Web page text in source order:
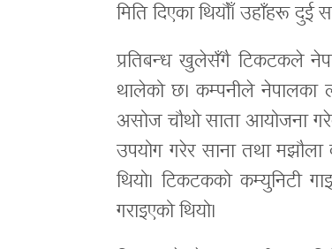
मिति दिएका थियौँ। उहाँहरू दुई
प्रतिबन्ध खुलेसँगै टिकटकले
थालेको छ। कम्पनीले नेपालका
असोज चौथो साता आयोजना
उपयोग गरेर साना तथा मझौला
थियो। टिकटकको कम्युनिटी
गराइएको थियो।